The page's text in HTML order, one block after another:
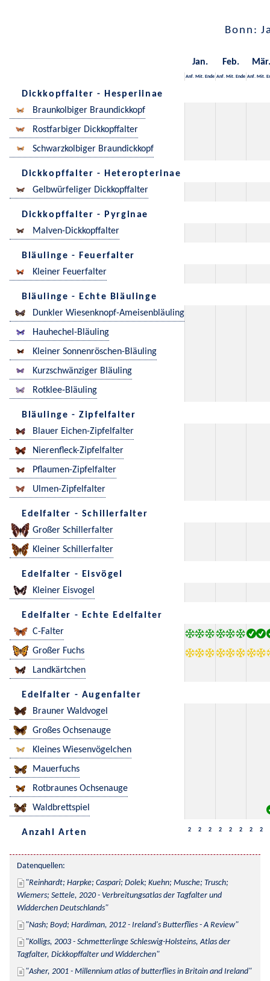
Bonn:
Jan. Feb. Mär.
Anf. Mit. Ende Anf. Mit. Ende Anf. Mit.
Dickkopffalter - Hesperiinae
Braunkolbiger Braundickkopf
Rostfarbiger Dickkopffalter
Schwarzkolbiger Braundickkopf
Dickkopffalter - Heteropterinae
Gelbwürfeliger Dickkopffalter
Dickkopffalter - Pyrginae
Malven-Dickkopffalter
Bläulinge - Feuerfalter
Kleiner Feuerfalter
Bläulinge - Echte Bläulinge
Dunkler Wiesenknopf-Ameisenbläuling
Hauhechel-Bläuling
Kleiner Sonnenröschen-Bläuling
Kurzschwänziger Bläuling
Rotklee-Bläuling
Bläulinge - Zipfelfalter
Blauer Eichen-Zipfelfalter
Nierenfleck-Zipfelfalter
Pflaumen-Zipfelfalter
Ulmen-Zipfelfalter
Edelfalter - Schillerfalter
Großer Schillerfalter
Kleiner Schillerfalter
Edelfalter - Eisvögel
Kleiner Eisvogel
Edelfalter - Echte Edelfalter
C-Falter
Großer Fuchs
Landkärtchen
Edelfalter - Augenfalter
Brauner Waldvogel
Großes Ochsenauge
Kleines Wiesenvögelchen
Mauerfuchs
Rotbraunes Ochsenauge
Waldbrettspiel
Anzahl Arten 2 2 2 2 2 2 2 2
Datenquellen:
Reinhardt; Harpke; Caspari; Dolek; Kuehn; Musche; Trusch;
Wiemers; Settele, 2020 - Verbreitungsatlas der Tagfalter und
Widderchen Deutschlands
Nash; Boyd; Hardiman, 2012 - Ireland's Butterflies - A Review
Kolligs, 2003 - Schmetterlinge Schleswig-Holsteins, Atlas der
Tagfalter, Dickkopffalter und Widderchen
Asher, 2001 - Millennium atlas of butterflies in Britain and Ireland